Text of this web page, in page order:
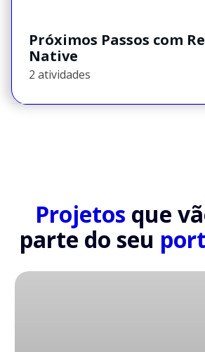
Próximos Passos com
Native
2 atividades
Projetos que
parte do seu